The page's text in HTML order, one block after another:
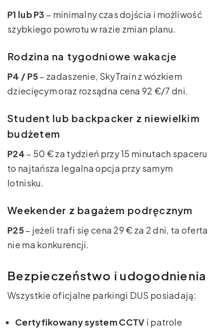
P1 lub P3 – minimalny czas dojścia i możliwość
szybkiego powrotu w razie zmian planu.
Rodzina na tygodniowe wakacje
P4 / P5– zadaszenie, SkyTrain z wózkiem
dziecięcym oraz rozsądna cena 92 €/7 dni.
Student lub backpacker z niewielkim
budżetem
P24 – 50 € za tydzień przy 15 minutach spaceru
to najtańsza legalna opcja przy samym
lotnisku.
Weekender z bagażem podręcznym
P25– jeżeli trafi się cena 29 € za 2 dni, ta oferta
nie ma konkurencji.
Bezpieczeństwo i udogodnienia
Wszystkie oficjalne parkingi DUS posiadają:
Certyfikowany system CCTV i patrole